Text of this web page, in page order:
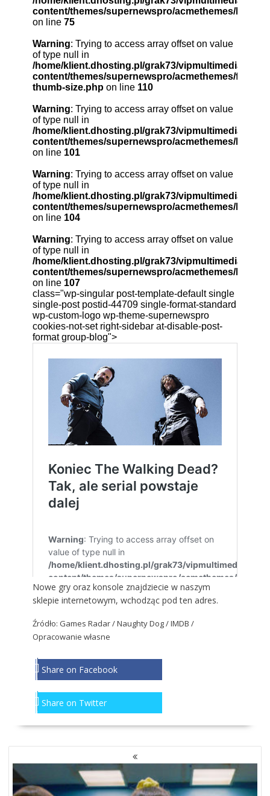
Nowe gry oraz konsole znajdziecie w naszym
sklepie internetowym, wchodząc pod ten adres.
Źródło: Games Radar / Naughty Dog / IMDB /
Opracowanie własne
Share on Facebook
Share on Twitter
NAWIGACJA
PO
WPISACH